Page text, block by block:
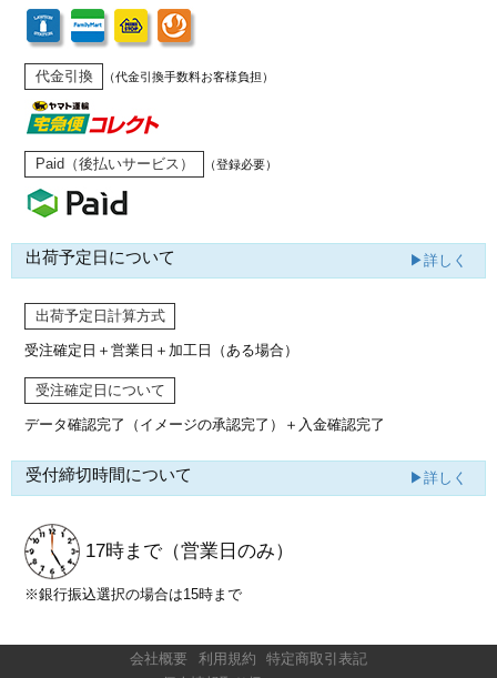
代金引換 （代金引換手数料お客様負担）
Paid（後払いサービス） （登録必要）
出荷予定日について ▶詳しく
出荷予定日計算方式
受注確定日＋営業日＋加工日（ある場合）
受注確定日について
データ確認完了（イメージの承認完了） ＋入金確認完了
受付締切時間について ▶詳しく
17時まで （営業日のみ）
※銀行振込選択の場合は15時まで
会社概要 利用規約
特定商取引表記